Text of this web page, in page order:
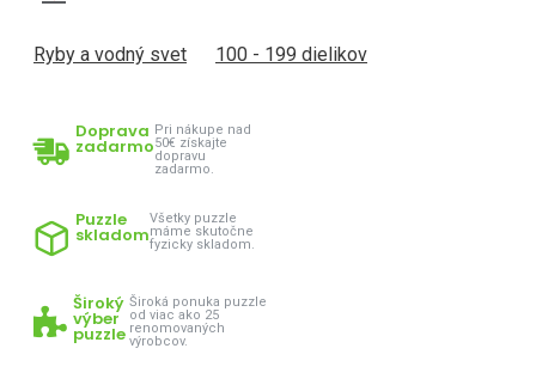
Ryby a vodný svet 100 - 199 dielikov
Doprava
zadarmo
Pri nákupe nad
50€ získajte
dopravu
zadarmo.
Puzzle
skladom
Všetky puzzle
máme skutočne
fyzicky skladom.
Široký
výber
puzzle
Široká ponuka puzzle
od viac ako 25
renomovaných
výrobcov.